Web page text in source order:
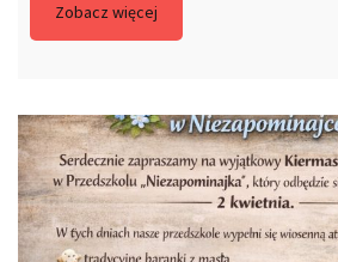
Zobacz więcej